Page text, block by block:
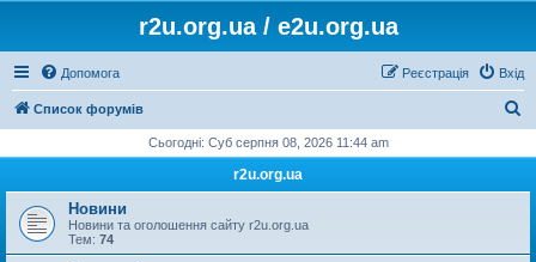
r2u.org.ua / e2u.org.ua
Допомога Вхід
Реєстрація
Список форумів
у
Сьогодні: Суб серпня 08, 2026 11:44 am
r2u.org.ua
Новини
Новини та оголошення сайту r2u.org.ua
Тем: 74